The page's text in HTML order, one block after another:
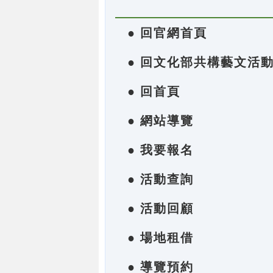
● 回官網首頁
● 回文化部共構藝文活
● 回首頁
● 網站導覽
● 我要報名
● 活動查詢
● 活動回顧
● 場地租借
● 導覽預約